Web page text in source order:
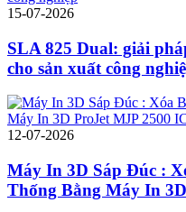
15-07-2026
SLA 825 Dual: giải
cho sản xuất công
12-07-2026
Máy In 3D Sáp Đúc :
Thống Bằng Máy In